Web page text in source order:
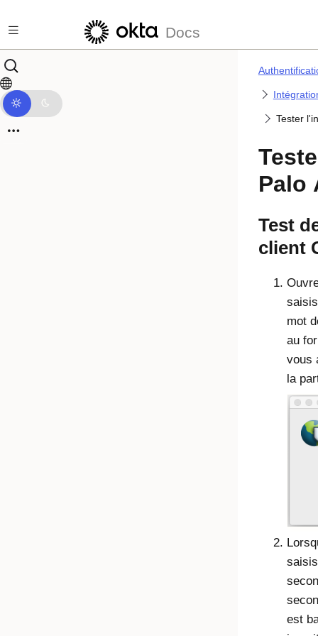
Docs
Tester
Palo
Test
client
mot
au
vous
la
est